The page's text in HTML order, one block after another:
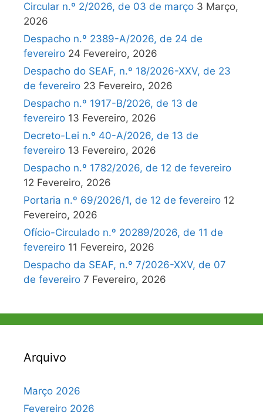
Circular n.º 2/2026, de 03 de março 3 Março,
2026
Despacho n.º 2389-A/2026, de 24 de
fevereiro 24 Fevereiro, 2026
Despacho do SEAF, n.º 18/2026-XXV, de 23
de fevereiro 23 Fevereiro, 2026
Despacho n.º 1917-B/2026, de 13 de
fevereiro 13 Fevereiro, 2026
Decreto-Lei n.º 40-A/2026, de 13 de
fevereiro 13 Fevereiro, 2026
Despacho n.º 1782/2026, de 12 de fevereiro
12 Fevereiro, 2026
Portaria n.º 69/2026/1, de 12 de fevereiro 12
Fevereiro, 2026
Ofício-Circulado n.º 20289/2026, de 11 de
fevereiro 11 Fevereiro, 2026
Despacho da SEAF, n.º 7/2026-XXV, de 07
de fevereiro 7 Fevereiro, 2026
Arquivo
Março 2026
Fevereiro 2026